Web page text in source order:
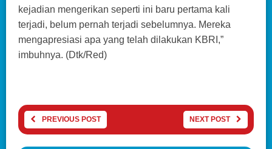
kejadian mengerikan seperti ini baru pertama kali
terjadi, belum pernah terjadi sebelumnya. Mereka
mengapresiasi apa yang telah dilakukan KBRI,”
imbuhnya. (Dtk/Red)
PREVIOUS POST NEXT POST